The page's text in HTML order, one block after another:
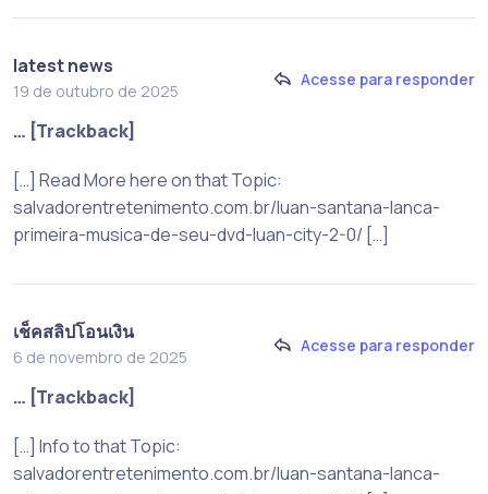
latest news
19 de outubro de 2025
Acesse para responder
… [Trackback]
[…] Read More here on that Topic:
salvadorentretenimento.com.br/luan-santana-lanca-
primeira-musica-de-seu-dvd-luan-city-2-0/ […]
เช็คสลิปโอนเงิน
6 de novembro de 2025
Acesse para responder
… [Trackback]
[…] Info to that Topic:
salvadorentretenimento.com.br/luan-santana-lanca-